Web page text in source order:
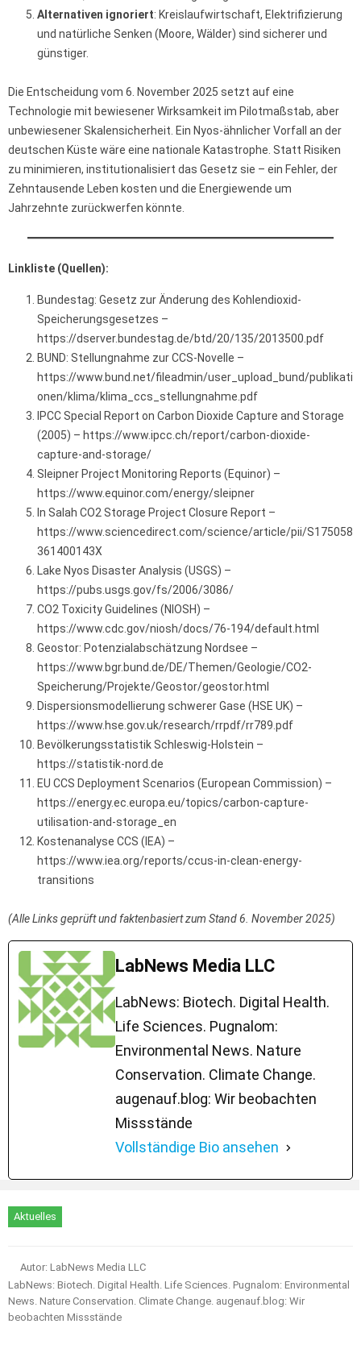
Alternativen ignoriert: Kreislaufwirtschaft, Elektrifizierung
und natürliche Senken (Moore, Wälder) sind sicherer und
günstiger.
Die Entscheidung vom 6. November 2025 setzt auf eine
Technologie mit bewiesener Wirksamkeit im Pilotmaßstab, aber
unbewiesener Skalensicherheit. Ein Nyos-ähnlicher Vorfall an der
deutschen Küste wäre eine nationale Katastrophe. Statt Risiken
zu minimieren, institutionalisiert das Gesetz sie – ein Fehler, der
Zehntausende Leben kosten und die Energiewende um
Jahrzehnte zurückwerfen könnte.
Linkliste (Quellen):
Bundestag: Gesetz zur Änderung des Kohlendioxid-
Speicherungsgesetzes –
https://dserver.bundestag.de/btd/20/135/2013500.pdf
BUND: Stellungnahme zur CCS-Novelle –
https://www.bund.net/fileadmin/user_upload_bund/publikati
onen/klima/klima_ccs_stellungnahme.pdf
IPCC Special Report on Carbon Dioxide Capture and Storage
(2005) – https://www.ipcc.ch/report/carbon-dioxide-
capture-and-storage/
Sleipner Project Monitoring Reports (Equinor) –
https://www.equinor.com/energy/sleipner
In Salah CO2 Storage Project Closure Report –
https://www.sciencedirect.com/science/article/pii/S175058
361400143X
Lake Nyos Disaster Analysis (USGS) –
https://pubs.usgs.gov/fs/2006/3086/
CO2 Toxicity Guidelines (NIOSH) –
https://www.cdc.gov/niosh/docs/76-194/default.html
Geostor: Potenzialabschätzung Nordsee –
https://www.bgr.bund.de/DE/Themen/Geologie/CO2-
Speicherung/Projekte/Geostor/geostor.html
Dispersionsmodellierung schwerer Gase (HSE UK) –
https://www.hse.gov.uk/research/rrpdf/rr789.pdf
Bevölkerungsstatistik Schleswig-Holstein –
https://statistik-nord.de
EU CCS Deployment Scenarios (European Commission) –
https://energy.ec.europa.eu/topics/carbon-capture-
utilisation-and-storage_en
Kostenanalyse CCS (IEA) –
https://www.iea.org/reports/ccus-in-clean-energy-
transitions
(Alle Links geprüft und faktenbasiert zum Stand 6. November 2025)
LabNews Media LLC
LabNews: Biotech. Digital Health.
Life Sciences. Pugnalom:
Environmental News. Nature
Conservation. Climate Change.
augenauf.blog: Wir beobachten
Missstände
Vollständige Bio ansehen
Aktuelles
Autor: LabNews Media LLC
LabNews: Biotech. Digital Health. Life Sciences. Pugnalom: Environmental
News. Nature Conservation. Climate Change. augenauf.blog: Wir
beobachten Missstände